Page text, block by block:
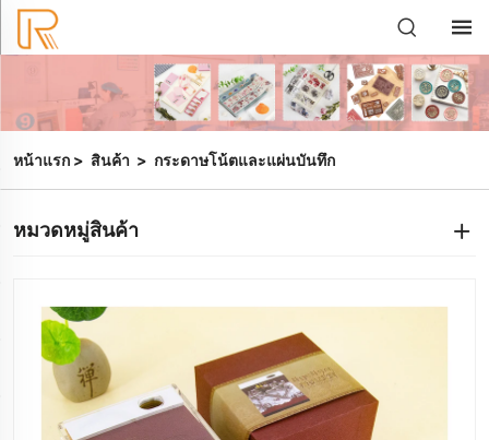
หน้าแรก > สินค้า > กระดาษโน้ตและแผ่นบันทึก
หมวดหมู่สินค้า